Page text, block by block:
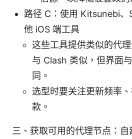
路径 C：使用 Kitsunebi
他 iOS 端工具
这些工具提供类似的代
与 Clash 类似，但界面
同。
选型时要关注更新频率
款。
三、获取可用的代理节点：